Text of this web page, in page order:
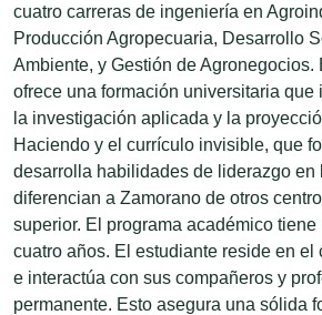
cuatro carreras de ingeniería en
Producción Agropecuaria, Desarrollo
Ambiente, y Gestión de Agronegocios.
ofrece una formación universitaria que
la investigación aplicada y la
Haciendo y el currículo invisible, que
desarrolla habilidades de liderazgo en
diferencian a Zamorano de otros
superior. El programa académico
cuatro años. El estudiante reside en el
e interactúa con sus compañeros y
permanente. Esto asegura una sólida